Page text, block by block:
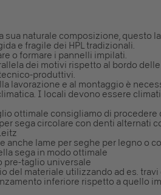
sua naturale composizione, questo
e fragile dei HPL tradizionali.
o formare i pannelli impilati.
dei motivi rispetto al bordo
produttivi.
lavorazione e al montaggio è
I locali devono essere
ottimale consigliamo di procedere
sega circolare con denti alternati
anche lame per seghe per legno o
sega in modo ottimale
pre-taglio universale
del materiale utilizzando ad es.
inferiore rispetto a quello